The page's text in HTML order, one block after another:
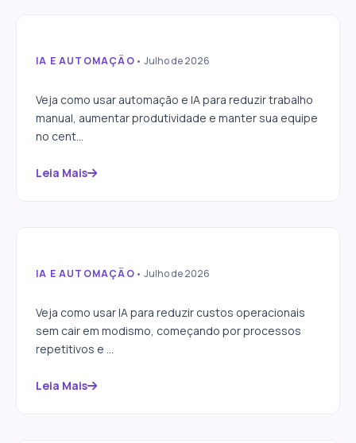
Como automatizar processos
IA E AUTOMAÇÃO • Julho de 2026
Veja como usar automação e IA para reduzir trabalho
manual, aumentar produtividade e manter sua equipe
no cent...
Leia Mais
Como usar IA para reduzir
IA E AUTOMAÇÃO • Julho de 2026
Veja como usar IA para reduzir custos operacionais
sem cair em modismo, começando por processos
repetitivos e ...
Leia Mais